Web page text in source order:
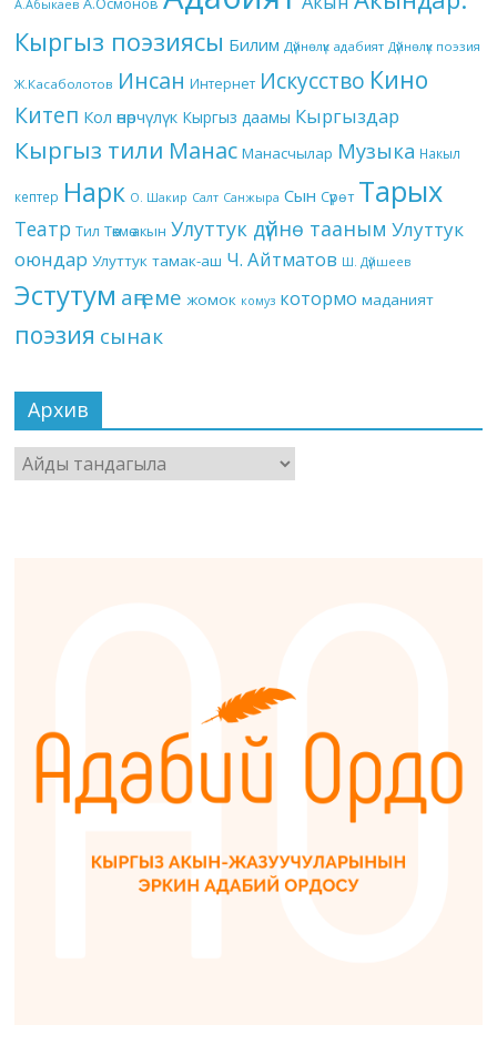
А.Абыкаев
Кыргыз поэзиясы Билим Дүйнөлүк адабият Дүйнөлүк поэзия
Ж.Касаболотов Инсан Интернет Искусство Кино
Китеп Кол өнөрчүлүк Кыргыз даамы Кыргыздар
Кыргыз тили Манас Манасчылар Музыка Накыл
кептер Нарк О. Шакир Салт Санжыра Сын Сүрөт Тарых
Театр Тил Төкмө акын Улуттук дүйнө тааным Улуттук
оюндар Улуттук тамак-аш Ч. Айтматов Ш. Дүйшеев
Эстутум аңгеме жомок комуз котормо маданият
поэзия сынак
Архив
Архив